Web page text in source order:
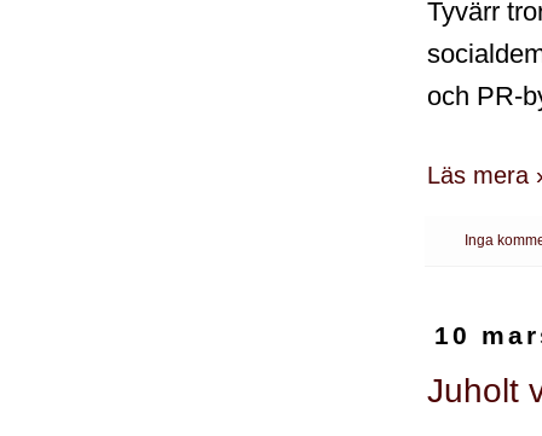
Tyvärr
och PR-
Läs mera
Inga
10
Juholt